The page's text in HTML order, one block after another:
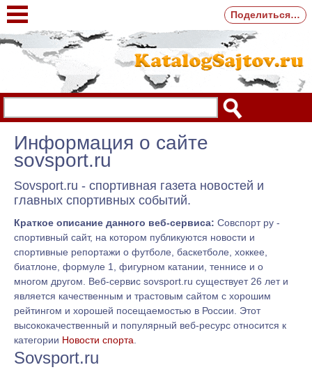
Информация о сайте
sovsport.ru
Sovsport.ru - спортивная газета новостей и
главных спортивных событий.
Краткое описание данного веб-сервиса: Совспорт ру -
спортивный сайт, на котором публикуются новости и
спортивные репортажи о футболе, баскетболе, хоккее,
биатлоне, формуле 1, фигурном катании, теннисе и о
многом другом. Веб-сервис sovsport.ru существует 26 лет и
является качественным и трастовым сайтом с хорошим
рейтингом и хорошей посещаемостью в России. Этот
высококачественный и популярный веб-ресурс относится к
категории Новости спорта
Sovsport.ru
Поделиться…